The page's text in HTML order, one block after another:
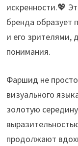
искренности.💖
бренда образует
и его зрителями,
понимания.
Фаршид не
визуального
золотую
продолжают